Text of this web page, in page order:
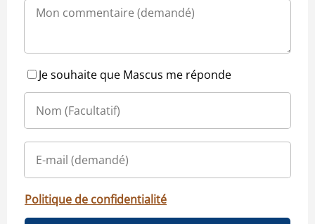
Je souhaite que Mascus me réponde
Politique de confidentialité